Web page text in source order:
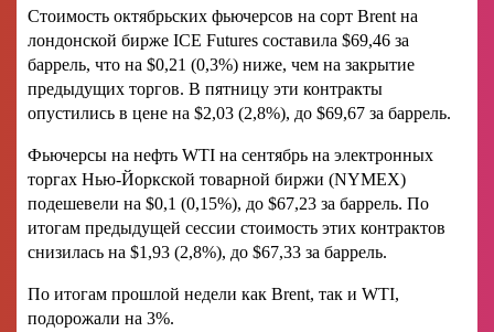
Стоимость октябрьских фьючерсов на сорт Brent на
лондонской бирже ICE Futures составила $69,46 за
баррель, что на $0,21 (0,3%) ниже, чем на закрытие
предыдущих торгов. В пятницу эти контракты
опустились в цене на $2,03 (2,8%), до $69,67 за баррель.
Фьючерсы на нефть WTI на сентябрь на электронных
торгах Нью-Йоркской товарной биржи (NYMEX)
подешевели на $0,1 (0,15%), до $67,23 за баррель. По
итогам предыдущей сессии стоимость этих контрактов
снизилась на $1,93 (2,8%), до $67,33 за баррель.
По итогам прошлой недели как Brent, так и WTI,
подорожали на 3%.